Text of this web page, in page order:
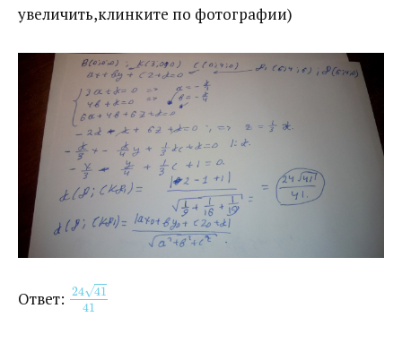
увеличить,клинките по фотографии)
Ответ: ​ 24 41
√
41